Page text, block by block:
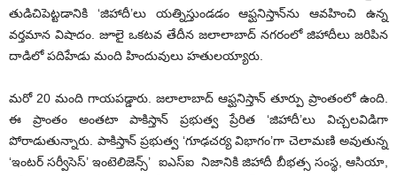
తుడిచిపెట్టడానికి ‘జిహాదీ’లు యత్నిస్తుండడం ఆఫ్ఘనిస్తాన్‌ను ఆవహించి ఉన్న
వర్తమాన విషాదం. జూలై ఒకటవ తేదీన జలాలాబాద్ నగరంలో జిహాదీలు జరిపిన
దాడిలో పదిహేడు మంది హిందువులు హతులయ్యారు.
మరో 20 మంది గాయపడ్డారు. జలాలాబాద్ ఆఫ్ఘనిస్తాన్ తూర్పు ప్రాంతంలో ఉంది.
ఈ ప్రాంతం అంతటా పాకిస్తాన్ ప్రభుత్వ ప్రేరిత ‘జిహాదీ’లు విచ్చలవిడిగా
పోరాడుతున్నారు. పాకిస్తాన్ ప్రభుత్వ ‘గూఢచర్య విభాగం’గా చెలామణి అవుతున్న
‘ఇంటర్ సర్వీసెస్’ ఇంటెలిజెన్స్’ ఐఎస్‌ఐ నిజానికి జిహాదీ బీభత్స సంస్థ, ఆసియా,